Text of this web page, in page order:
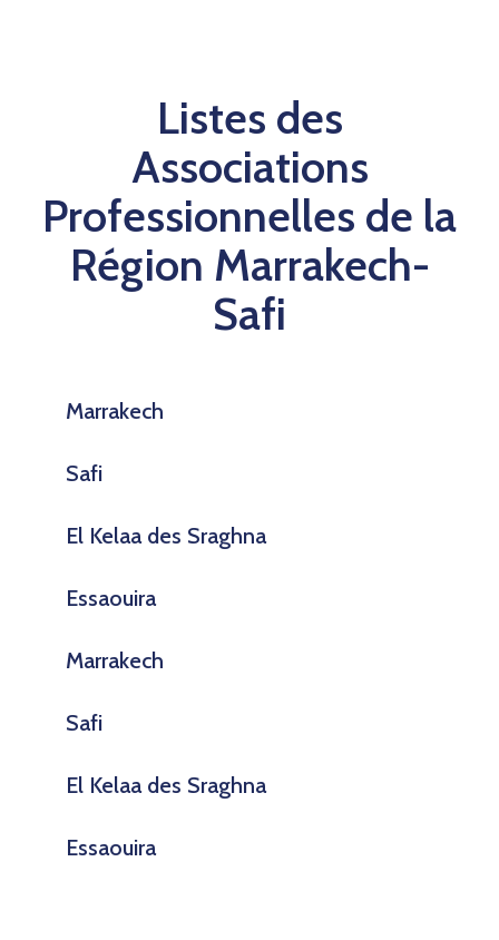
Listes des
Associations
Professionnelles de la
Région Marrakech-
Safi
Marrakech
Safi
El Kelaa des Sraghna
Essaouira
Marrakech
Safi
El Kelaa des Sraghna
Essaouira